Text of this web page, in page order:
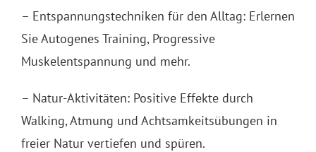
– Entspannungstechniken für den Alltag: Erlernen
Sie Autogenes Training, Progressive
Muskelentspannung und mehr.
– Natur-Aktivitäten: Positive Effekte durch
Walking, Atmung und Achtsamkeitsübungen in
freier Natur vertiefen und spüren.